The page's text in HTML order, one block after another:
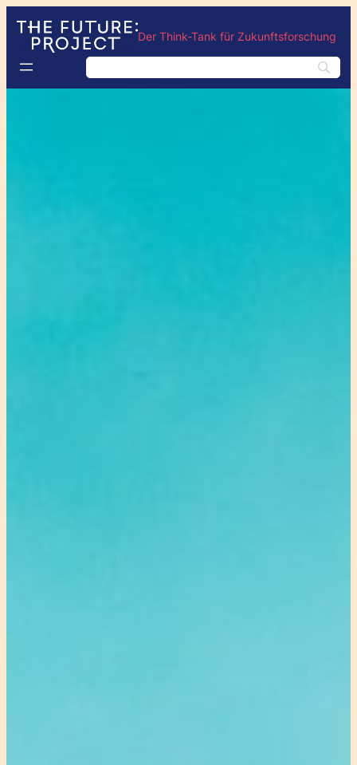
Der Think-Tank für Zukunftsforschung